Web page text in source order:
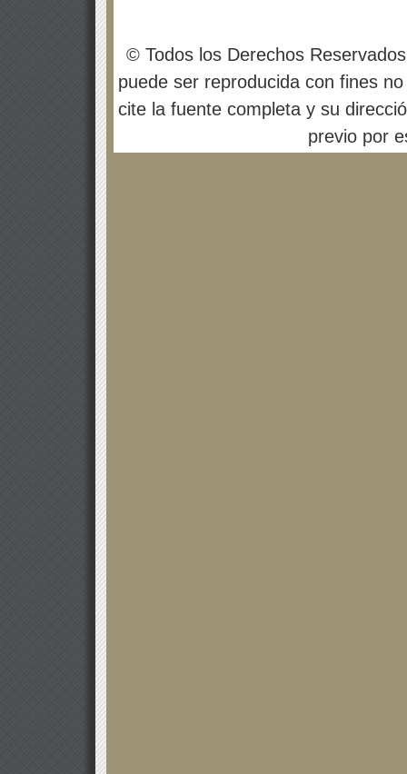
© Todos los Derechos
puede ser reproducida con fines
cite la fuente completa y su
previo por